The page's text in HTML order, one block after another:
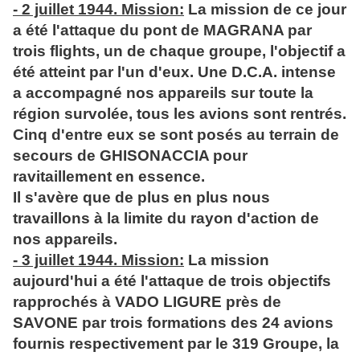
- 2 juillet 1944. Mission: La mission de ce jour
a été l'attaque du pont de MAGRANA par
trois flights, un de chaque groupe, l'objectif a
été atteint par l'un d'eux. Une D.C.A. intense
a accompagné nos appareils sur toute la
région survolée, tous les avions sont rentrés.
Cinq d'entre eux se sont posés au terrain de
secours de GHISONACCIA pour
ravitaillement en essence.
Il s'avère que de plus en plus nous
travaillons à la limite du rayon d'action de
nos appareils.
- 3 juillet 1944. Mission: La mission
aujourd'hui a été l'attaque de trois objectifs
rapprochés à VADO LIGURE près de
SAVONE par trois formations des 24 avions
fournis respectivement par le 319 Groupe, la